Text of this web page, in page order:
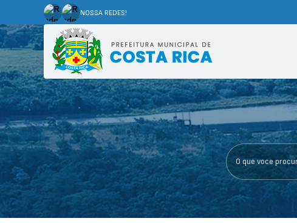
O que voce procura?
NOSSA REDES!